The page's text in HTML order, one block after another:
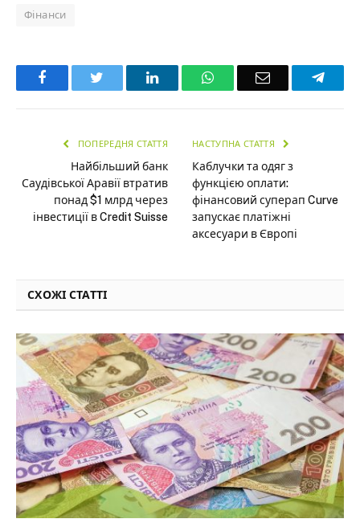
Фінанси
Facebook LinkedInWhatsAppEmail
ПОПЕРЕДНЯ СТАТТЯ
Найбільший банк
Саудівської Аравії втратив
понад $1 млрд через
інвестиції в Credit Suisse
НАСТУПНА СТАТТЯ
Каблучки та одяг з
функцією оплати:
фінансовий суперап Curve
запускає платіжні
аксесуари в Європі
СХОЖІ СТАТТІ